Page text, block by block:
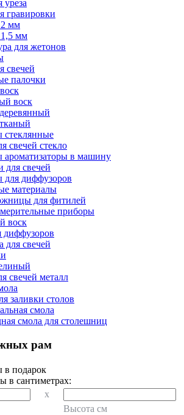
уреза
гравировки
мм
мм
для жетонов
свечей
палочки
воск
стеклянные
свечей стекло
ароматизаторы в машину
свечей
для диффузоров
материалы
для фитилей
приборы
воск
диффузоров
для свечей
свечей металл
заливки столов
смола
смола для столешниц
рам
в подарок
в сантиметрах:
x
Высота см